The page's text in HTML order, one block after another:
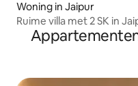
Woning in Jaipur
Ruime villa met 2 SK in